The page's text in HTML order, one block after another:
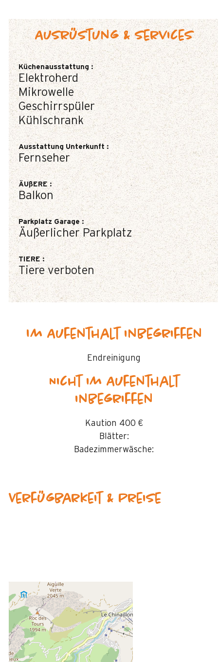
Ausrüstung & Services
Küchenausstattung :
Elektroherd
Mikrowelle
Geschirrspüler
Kühlschrank
Ausstattung Unterkunft:
Fernseher
ÄUßERE :
Balkon
Parkplatz Garage:
Äußerlicher Parkplatz
TIERE:
Tiere verboten
Im Aufenthalt inbegriffen
Endreinigung
Nicht im Aufenthalt
inbegriffen
Kaution 400 €
Blätter:
Badezimmerwäsche:
Verfügbarkeit & Preise